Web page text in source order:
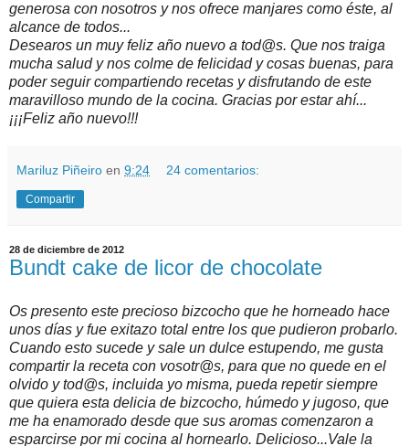
generosa con nosotros y nos ofrece manjares como éste, al
alcance de todos...
Desearos un muy feliz año nuevo a tod@s. Que nos traiga
mucha salud y nos colme de felicidad y cosas buenas, para
poder seguir compartiendo recetas y disfrutando de este
maravilloso mundo de la cocina. Gracias por estar ahí...
¡¡¡Feliz año nuevo!!!
Mariluz Piñeiro en 9:24 24 comentarios:
Compartir
28 de diciembre de 2012
Bundt cake de licor de chocolate
Os presento este precioso bizcocho que he horneado hace
unos días y fue exitazo total entre los que pudieron probarlo.
Cuando esto sucede y sale un dulce estupendo, me gusta
compartir la receta con vosotr@s, para que no quede en el
olvido y tod@s, incluida yo misma, pueda repetir siempre
que quiera esta delicia de bizcocho, húmedo y jugoso, que
me ha enamorado desde que sus aromas comenzaron a
esparcirse por mi cocina al hornearlo. Delicioso...Vale la